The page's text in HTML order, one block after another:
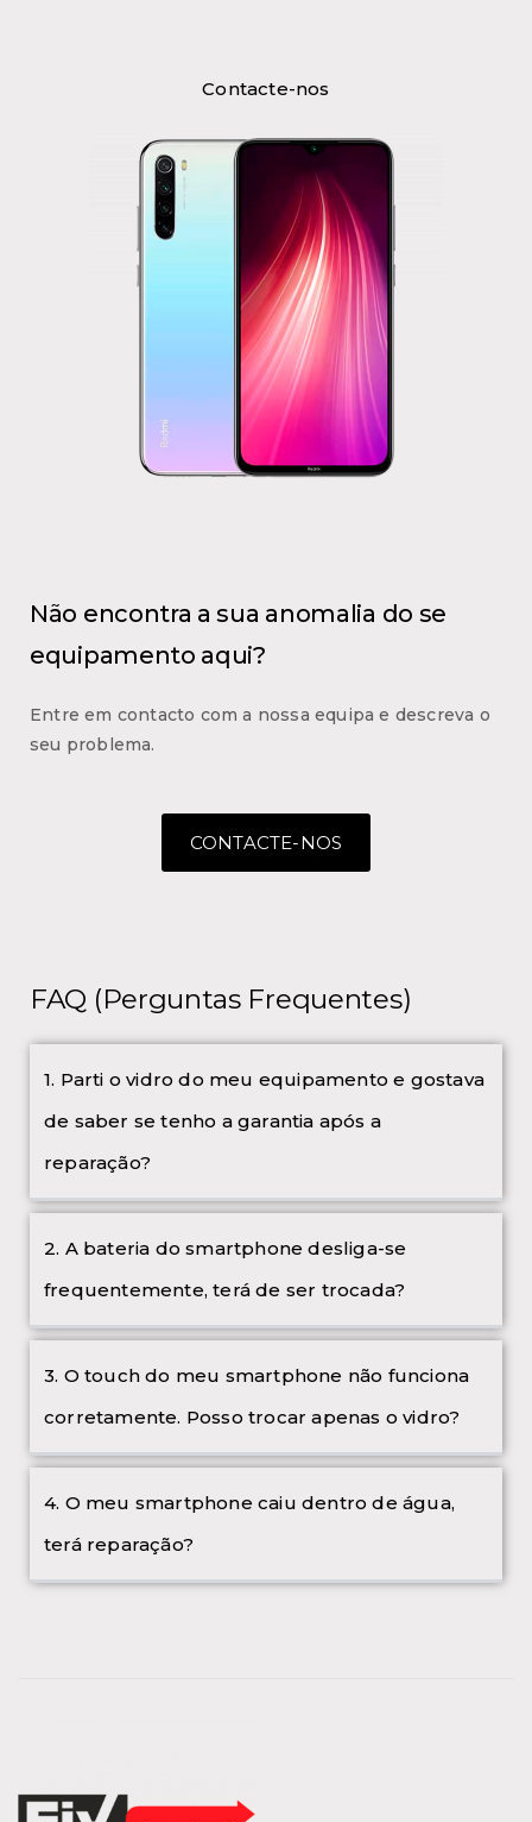
Contacte-nos
Não encontra a sua anomalia do se
equipamento aqui?
Entre em contacto com a nossa equipa e descreva o
seu problema.
CONTACTE-NOS
FAQ (Perguntas Frequentes)
1. Parti o vidro do meu equipamento e gostava
de saber se tenho a garantia após a
reparação?
2. A bateria do smartphone desliga-se
frequentemente, terá de ser trocada?
3. O touch do meu smartphone não funciona
corretamente. Posso trocar apenas o vidro?
4. O meu smartphone caiu dentro de água,
terá reparação?